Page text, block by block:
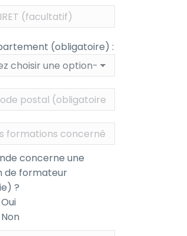
(obligatoire) :
concerne une
de formateur
?
Oui
Non